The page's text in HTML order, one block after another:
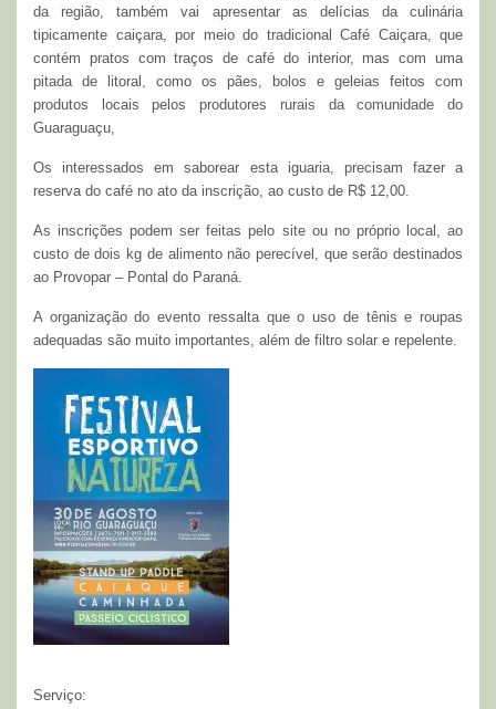
da região, também vai apresentar as delícias da culinária
tipicamente caiçara, por meio do tradicional Café Caiçara, que
contém pratos com traços de café do interior, mas com uma
pitada de litoral, como os pães, bolos e geleias feitos com
produtos locais pelos produtores rurais da comunidade do
Guaraguaçu,
Os interessados em saborear esta iguaria, precisam fazer a
reserva do café no ato da inscrição, ao custo de R$ 12,00.
As inscrições podem ser feitas pelo site ou no próprio local, ao
custo de dois kg de alimento não perecível, que serão destinados
ao Provopar – Pontal do Paraná.
A organização do evento ressalta que o uso de tênis e roupas
adequadas são muito importantes, além de filtro solar e repelente.
Serviço: